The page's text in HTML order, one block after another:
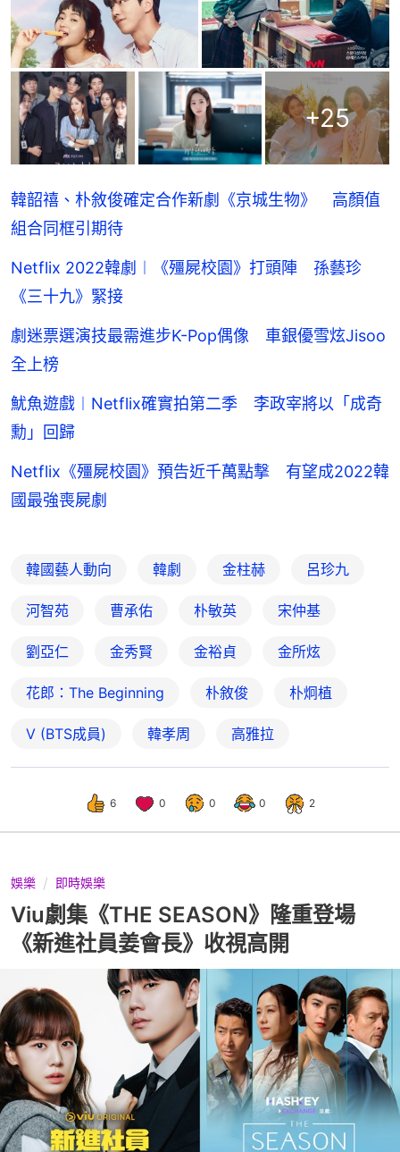
+25
韓韶禧、朴敘俊確定合作新劇《京城生物》 高顏值
組合同框引期待
Netflix 2022韓劇︱《殭屍校園》打頭陣 孫藝珍
《三十九》緊接
劇迷票選演技最需進步K-Pop偶像 車銀優雪炫Jisoo
全上榜
魷魚遊戲︱Netflix確實拍第二季 李政宰將以「成奇
勳」回歸
Netflix《殭屍校園》預告近千萬點撃 有望成2022韓
國最強喪屍劇
韓國藝人動向 韓劇 金柱赫 呂珍九
河智苑 曹承佑 朴敏英 宋仲基
劉亞仁 金秀賢 金裕貞 金所炫
花郎：The Beginning 朴敘俊 朴炯植
V (BTS成員) 韓孝周 高雅拉
6 0 0 0 2
娛樂 即時娛樂
Viu劇集《THE SEASON》隆重登場
《新進社員姜會長》收視高開